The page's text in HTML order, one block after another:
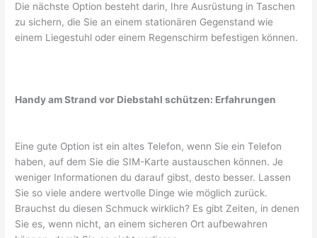
Die nächste Option besteht darin, Ihre Ausrüstung in Taschen
zu sichern, die Sie an einem stationären Gegenstand wie
einem Liegestuhl oder einem Regenschirm befestigen können.
Handy am Strand vor Diebstahl schützen: Erfahrungen
Eine gute Option ist ein altes Telefon, wenn Sie ein Telefon
haben, auf dem Sie die SIM-Karte austauschen können. Je
weniger Informationen du darauf gibst, desto besser. Lassen
Sie so viele andere wertvolle Dinge wie möglich zurück.
Brauchst du diesen Schmuck wirklich? Es gibt Zeiten, in denen
Sie es, wenn nicht, an einem sicheren Ort aufbewahren